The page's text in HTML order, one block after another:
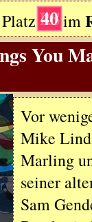
40 im
You
Vor
Mike
Marling
seiner
Sam